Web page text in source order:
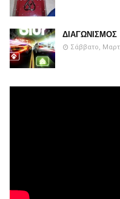
ΔΙΑΓΩΝΙΣΜΟΣ
Σάββατο,